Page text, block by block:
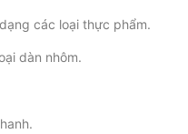
các loại thực phẩm.
dàn nhôm.